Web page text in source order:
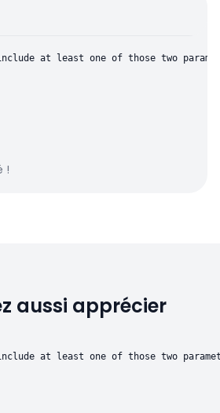
include at least one of those two
!
aussi apprécier
include at least one of those two